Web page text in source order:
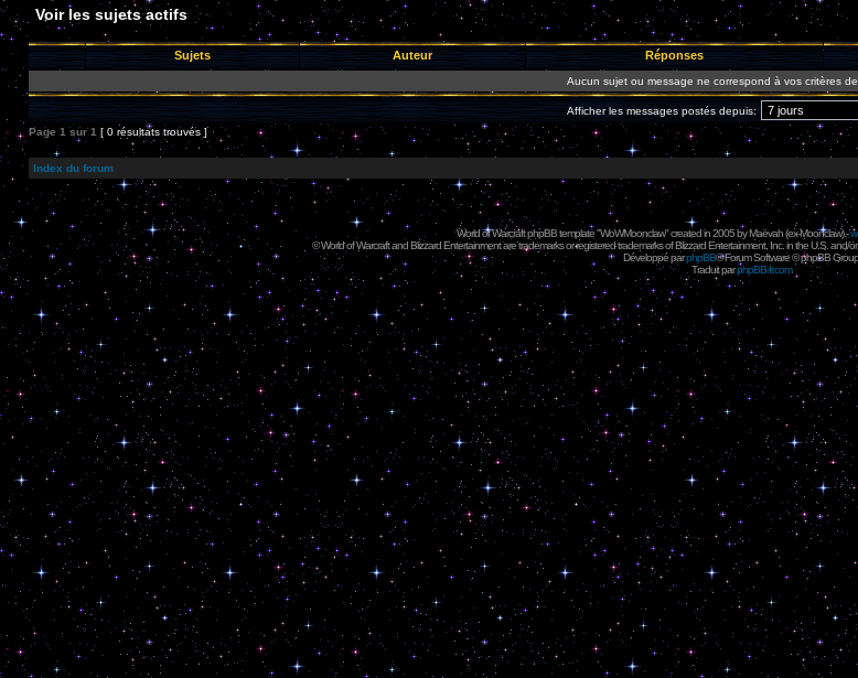
Voir les sujets actifs
Sujets Auteur Réponses
Aucun sujet ou message ne correspond à vos critères de
Afficher les messages postés depuis:
Page 1 sur1 [ 0 résultats trouvés ]
Index du forum
World of Warcraft phpBB template "WoWMoonclaw" created in 2005 byMaëvah(ex-Moonclaw) -
©World of Warcraft and Blizzard Entertainment are trademarks or registered trademarks of Blizzard Entertainment, Inc. in the U.S. and/
Développé parphpBB® Forum Software © phpBB Group
Traduit parphpBB-fr.com